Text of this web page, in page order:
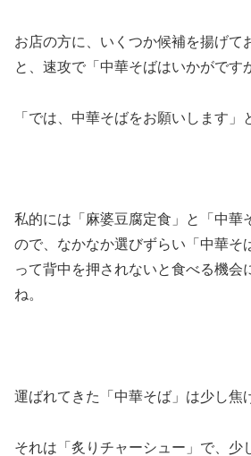
お店の方に、いくつか候補を揚げて
と、速攻で「中華そばはいかがです
「では、中華そばをお願いします」
私的には「麻婆豆腐定食」と「中華
ので、なかなか選びずらい「中華そ
って背中を押されないと食べる機会
ね。
運ばれてきた「中華そば」は少し焦
それは「炙りチャーシュー」で、少